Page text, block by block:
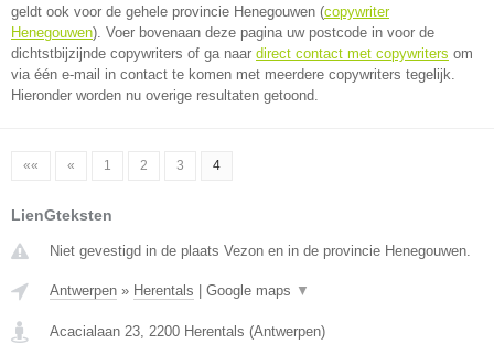
geldt ook voor de gehele provincie Henegouwen (copywriter
Henegouwen). Voer bovenaan deze pagina uw postcode in voor de
dichtstbijzijnde copywriters of ga naar direct contact met copywriters om
via één e-mail in contact te komen met meerdere copywriters tegelijk.
Hieronder worden nu overige resultaten getoond.
«« « 1 2 3 4
LienGteksten
Niet gevestigd in de plaats Vezon en in de provincie Henegouwen.
Antwerpen » Herentals Google maps ▼
Acacialaan 23, 2200 Herentals (Antwerpen)